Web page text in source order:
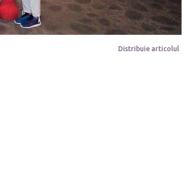
Distribuie articolul